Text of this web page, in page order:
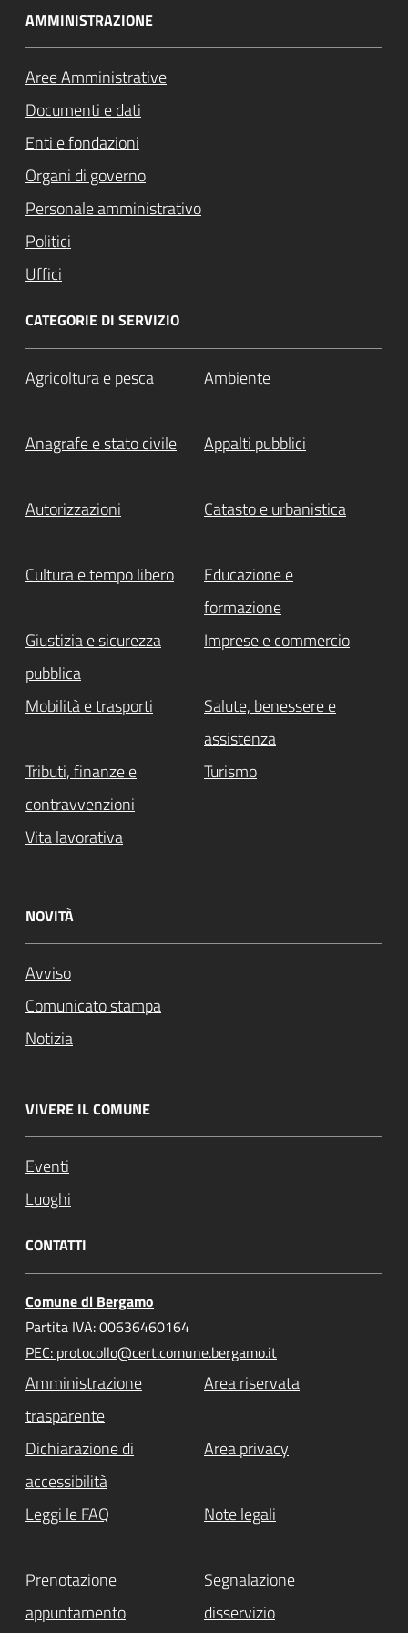
AMMINISTRAZIONE
Aree Amministrative
Documenti e dati
Enti e fondazioni
Organi di governo
Personale amministrativo
Politici
Uffici
CATEGORIE DI SERVIZIO
Agricoltura e pesca Ambiente
Anagrafe e stato civile Appalti pubblici
Autorizzazioni Catasto e urbanistica
Cultura e tempo libero
Educazione e
formazione
Giustizia e sicurezza
pubblica
Imprese e commercio
Mobilità e trasporti
Salute, benessere e
assistenza
Tributi, finanze e
contravvenzioni
Turismo
Vita lavorativa
NOVITÀ
Avviso
Comunicato stampa
Notizia
VIVERE IL COMUNE
Eventi
Luoghi
CONTATTI
Comune di Bergamo
Partita IVA: 00636460164
PEC: protocollo@cert.comune.bergamo.it
Amministrazione
trasparente
Area riservata
Dichiarazione di
accessibilità
Area privacy
Leggi le FAQ Note legali
Prenotazione
appuntamento
Segnalazione
disservizio